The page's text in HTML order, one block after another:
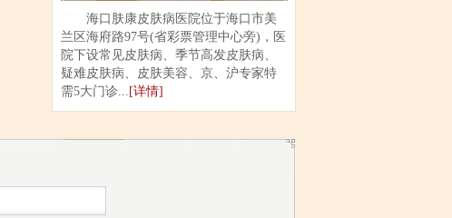
海口肤康皮肤病医院位于海口市美
兰区海府路97号(省彩票管理中心旁)，医
院下设常见皮肤病、季节高发皮肤病、
疑难皮肤病、皮肤美容、京、沪专家特
需5大门诊... [详情]